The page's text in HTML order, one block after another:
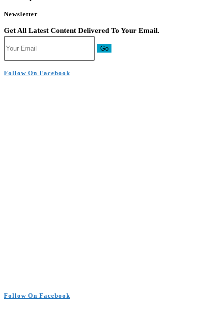
Newsletter
Get All Latest Content Delivered To Your Email.
Go
Follow On Facebook
Follow On Facebook